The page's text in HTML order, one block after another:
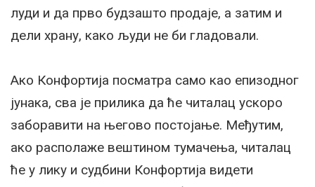
луди и да прво будзашто продаје, а затим и
дели храну, како људи не би гладовали.
Ако Конфортија посматра само као епизодног
јунака, сва је прилика да ће читалац ускоро
заборавити на његово постојање. Међутим,
ако располаже вештином тумачења, читалац
ће у лику и судбини Конфортија видети